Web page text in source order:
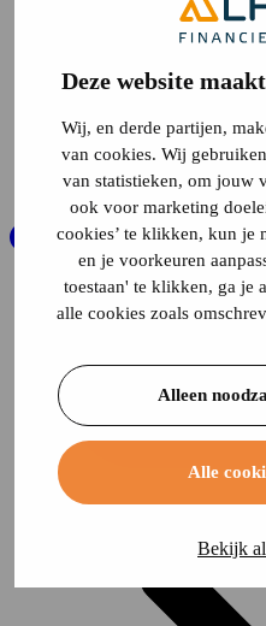
Deze website
Wij, en derde partijen,
van cookies. Wij
van statistieken, om jouw
ook voor marketing
cookies’ te klikken, kun je
en je voorkeuren
toestaan' te klikken, ga je
alle cookies zoals
Alleen
Alle
Bekijk